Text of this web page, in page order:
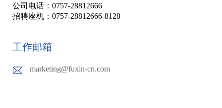
公司电话：0757-28812666
招聘座机：0757-28812666-8128
工作邮箱
marketing@fuxin-cn.com